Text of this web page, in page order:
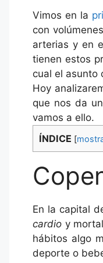
Vimos en la
con
arterias y en
tienen estos
cual el asunto
Hoy
que nos da
vamos a ello.
ÍNDICE [
En la capital
cardio y
hábitos algo
deporte o